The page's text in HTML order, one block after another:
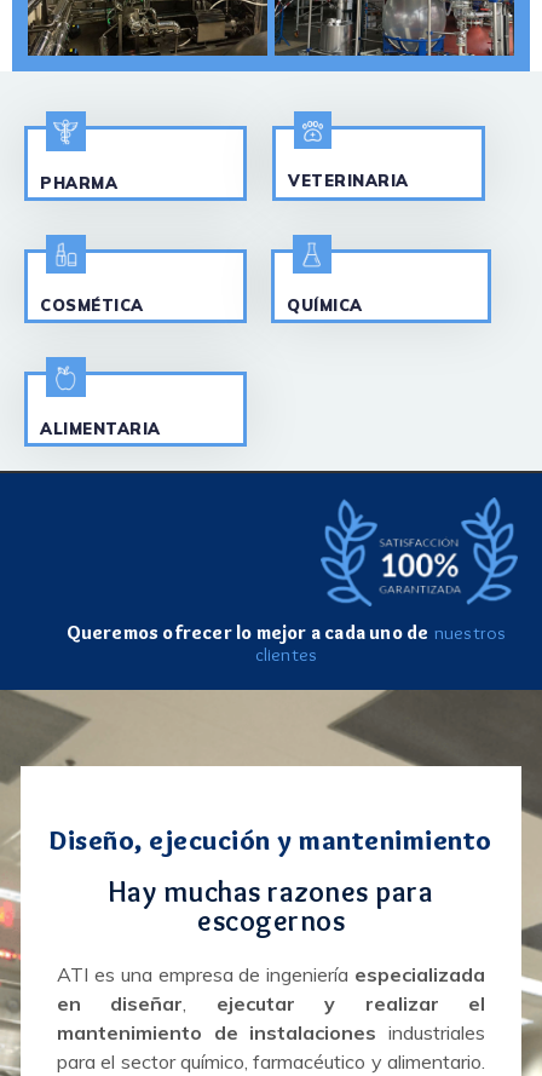
PHARMA VETERINARIA
COSMÉTICA QUÍMICA
ALIMENTARIA
Queremos ofrecer lo mejor a cada uno de nuestros
clientes
Diseño, ejecución y mantenimiento
Hay muchas razones para
escogernos
ATI es una empresa de ingeniería especializada
en diseñar, ejecutar y realizar el
mantenimiento de instalaciones industriales
para el sector químico, farmacéutico y alimentario.